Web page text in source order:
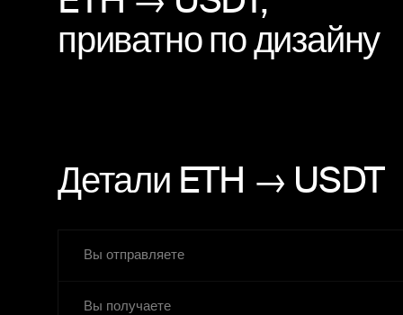
приватно по дизайну
Детали ETH → USDT
Вы отправляете
Вы получаете